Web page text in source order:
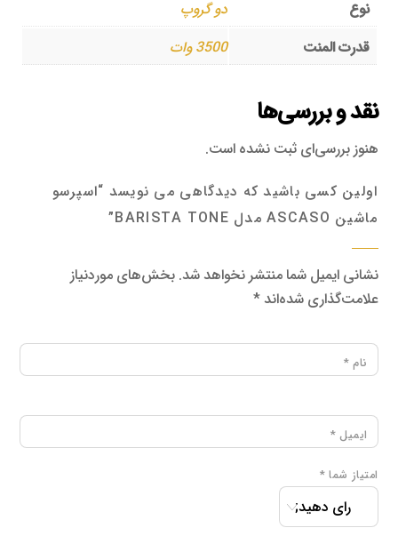
نوع دو گروپ
قدرت المنت 3500 وات
نقد و بررسی‌ها
هنوز بررسی‌ای ثبت نشده است.
اولین کسی باشید که دیدگاهی می نویسد “اسپرسو
ماشین ASCASO مدل BARISTA TONE”
نشانی ایمیل شما منتشر نخواهد شد. بخش‌های موردنیاز
علامت‌گذاری شده‌اند*
نام *
ایمیل *
امتیاز شما *